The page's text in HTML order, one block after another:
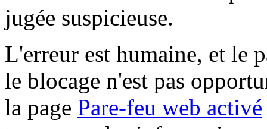
jugée suspicieuse.
L'erreur est humaine, et le
le blocage n'est pas
la page Pare-feu web activé